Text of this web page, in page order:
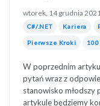
wtorek, 14 grudnia 2021
C#/.NET Kariera
Pierwsze Kroki
W poprzednim
pytań wraz z
stanowisko młodszy
artykule będziemy